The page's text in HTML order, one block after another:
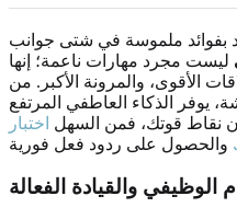
بفوائد ملموسة في شتى جوانب
ليست مجرد مهارات ناعمة؛ إنها
الأقوى، والمرونة الأكبر. من
يوفر الذكاء العاطفي المرتفع
نقاط قوتك، فمن السهل اختبار
الوظيفي والقيادة الفعالة